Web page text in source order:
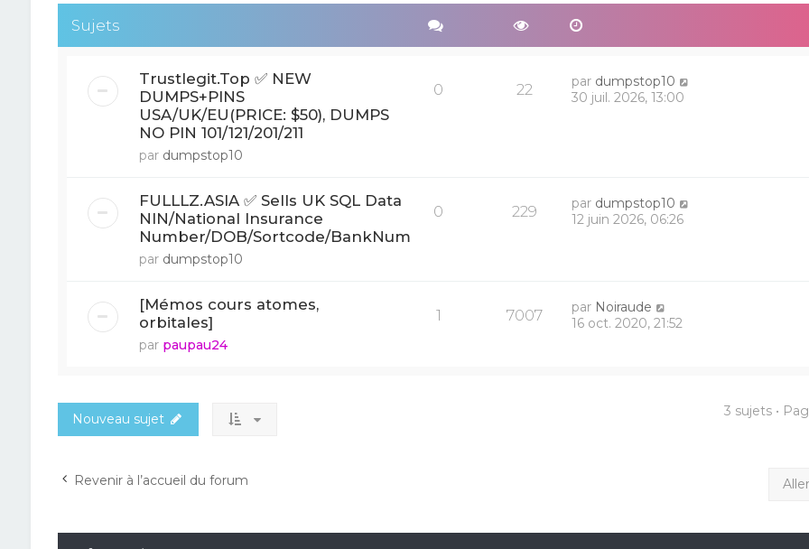
Sujets
Trustlegit.Top ✅ NEW
DUMPS+PINS
USA/UK/EU(PRICE: $50), DUMPS
NO PIN 101/121/201/211
par dumpstop10
0 22 par dumpstop10
30 juil. 2026, 13:00
FULLLZ.ASIA ✅ Sells UK SQL Data
NIN/National Insurance
Number/DOB/Sortcode/BankNum
par dumpstop10
0 229 par dumpstop10
12 juin 2026, 06:26
[Mémos cours atomes,
orbitales]
par paupau24
1 7007 par Noiraude
16 oct. 2020, 21:52
Nouveau sujet 3 sujets •
Revenir à l’accueil du forum Aller